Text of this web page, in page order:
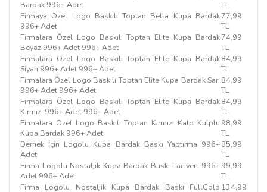
Bardak 996+ Adet
TL
Firmaya Özel Logo Baskılı Toptan Bella Kupa Bardak
996+ Adet
77,99
TL
Firmalara Özel Logo Baskılı Toptan Elite Kupa Bardak
Beyaz 996+ Adet 996+ Adet
74,99
TL
Firmalara Özel Logo Baskılı Toptan Elite Kupa Bardak
Siyah 996+ Adet 996+ Adet
84,99
TL
Firmalara Özel Logo Baskılı Toptan Elite Kupa Bardak Sarı
996+ Adet 996+ Adet
84,99
TL
Firmalara Özel Logo Baskılı Toptan Elite Kupa Bardak
Kırmızı 996+ Adet 996+ Adet
84,99
TL
Firmalara Özel Logo Baskılı Toptan Kırmızı Kalp Kulplu
Kupa Bardak 996+ Adet
98,99
TL
Dernek İçin Logolu Kupa Bardak Baskı Yaptırma 996+
Adet
85,99
TL
Firma Logolu Nostaljik Kupa Bardak Baskı Lacivert 996+
Adet 996+ Adet
99,99
TL
Firma Logolu Nostaljik Kupa Bardak Baskı FullGold 134,99